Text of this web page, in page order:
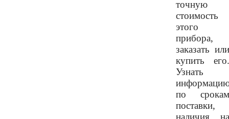
точную
стоимость
этого
прибора,
заказать или
купить его.
Узнать
по срокам
поставки,
наличия на